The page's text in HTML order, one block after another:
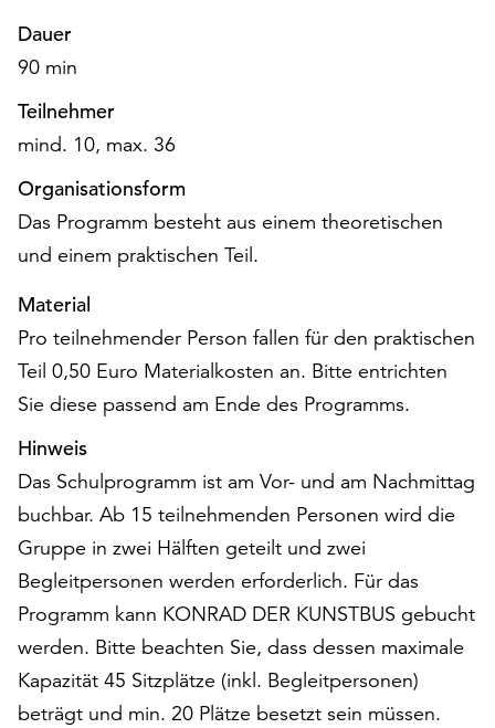
Dauer
90 min
Teilnehmer
mind. 10, max. 36
Organisationsform
Das Programm besteht aus einem theoretischen
und einem praktischen Teil.
Material
Pro teilnehmender Person fallen für den praktischen
Teil 0,50 Euro Materialkosten an. Bitte entrichten
Sie diese passend am Ende des Programms.
Hinweis
Das Schulprogramm ist am Vor- und am Nachmittag
buchbar. Ab 15 teilnehmenden Personen wird die
Gruppe in zwei Hälften geteilt und zwei
Begleitpersonen werden erforderlich. Für das
Programm kann KONRAD DER KUNSTBUS gebucht
werden. Bitte beachten Sie, dass dessen maximale
Kapazität 45 Sitzplätze (inkl. Begleitpersonen)
beträgt und min. 20 Plätze besetzt sein müssen.